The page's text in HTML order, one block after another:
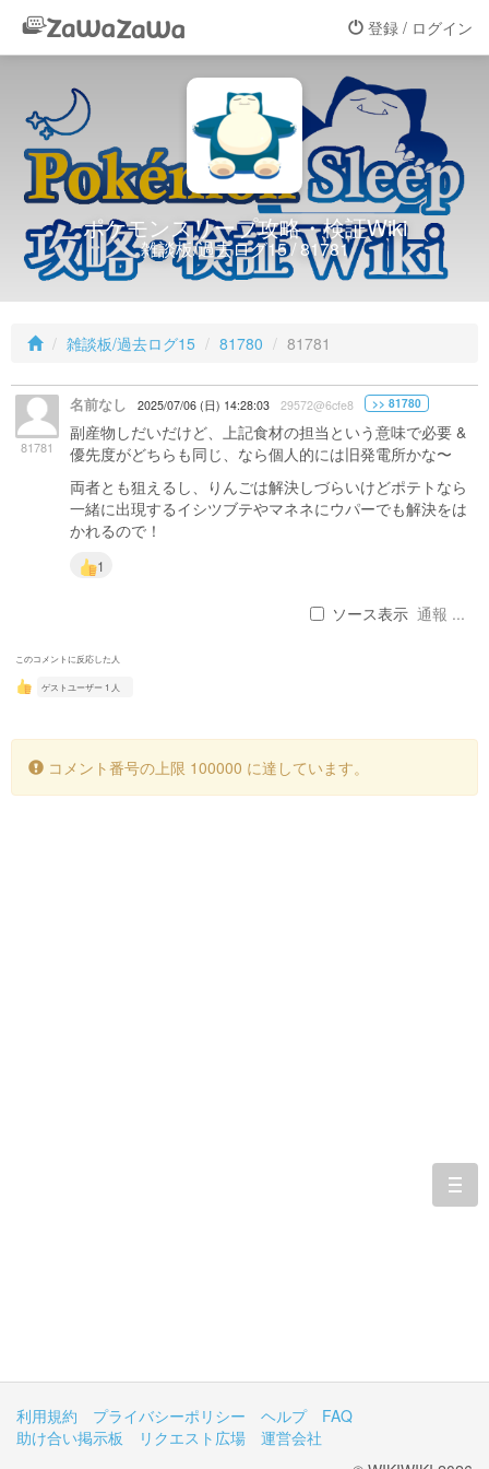
登録 / ログイン
ポケモンスリープ攻略・検証Wiki
雑談板/過去ログ15 / 81781
雑談板/過去ログ15 81780 81781
81781
名前なし 2025/07/06 (日) 14:28:03 29572@6cfe8 >> 81780
副産物しだいだけど、上記食材の担当という意味で必要 &
優先度がどちらも同じ、なら個人的には旧発電所かな〜
両者とも狙えるし、りんごは解決しづらいけどポテトなら
一緒に出現するイシツブテやマネネにウパーでも解決をは
かれるので！
1
ソース表示 通報 ...
このコメントに反応した人
ゲストユーザー 1 人
コメント番号の上限 100000 に達しています。
利用規約 プライバシーポリシー ヘルプ
FAQ
助け合い掲示板
リクエスト広場
運営会社